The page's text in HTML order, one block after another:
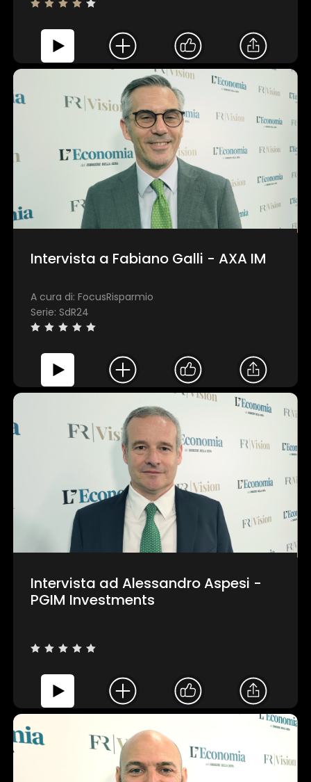
Intervista a Fabiano Galli - AXA IM
A cura di: FocusRisparmio
Serie: SdR24
Intervista ad Alessandro Aspesi -
PGIM Investments